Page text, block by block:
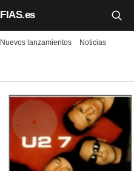
Nuevos lanzamientos Noticias